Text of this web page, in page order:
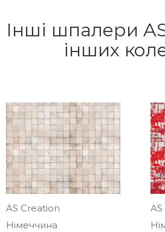
Інші шпалери
інших
AS Creation
Німеччина